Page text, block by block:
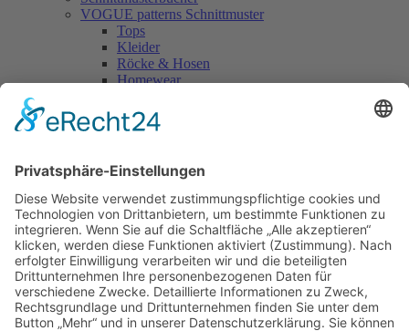
VOGUE patterns Schnittmuster
Tops
Kleider
Röcke & Hosen
Homewear
Vogue Vintage
Herren
Accessoires
Einzelschnittmuster Burda
Tops
Kleider
Röcke & Hosen
Homewear
Jacken & Mäntel
Curvy
Herren
Kids
Burda Fantasy